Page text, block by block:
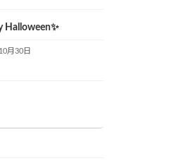
Halloween✨
月30日